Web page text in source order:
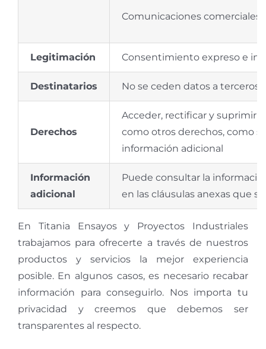
Comunicaciones comerciales
Legitimación Consentimiento expreso e
Destinatarios No se ceden datos a terceros,
Derechos
Acceder, rectificar y suprimir
como otros derechos, como
información adicional
Información
adicional
Puede consultar la
en las cláusulas anexas que
En Titania Ensayos y Proyectos Industriales
trabajamos para ofrecerte a través de nuestros
productos y servicios la mejor experiencia
posible. En algunos casos, es necesario recabar
información para conseguirlo. Nos importa tu
privacidad y creemos que debemos ser
transparentes al respecto.